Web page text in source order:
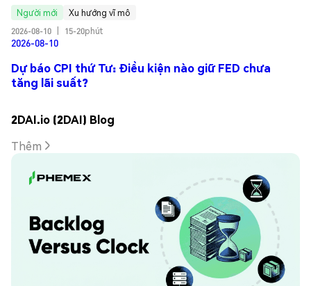
Người mới
Xu hướng vĩ mô
2026-08-10
15-20phút
2026-08-10
Dự báo CPI thứ Tư: Điều kiện nào giữ FED chưa
tăng lãi suất?
2DAI.io (2DAI) Blog
Thêm